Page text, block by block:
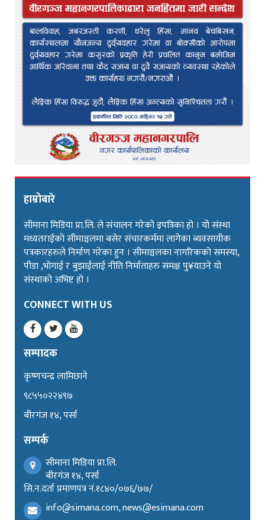
हाम्रोबारे
सीमाना मिडिया प्रा.लि. ले संचालन गरेको इपत्रिका हो । यो संस्था
मध्यतराईको सीमाञ्चलमा बसेर संचारकर्ममा लागेका ब्यवसायीक
पत्रकारहरुले निर्माण गरेका हुन । सीमाञ्चलका नागरिकको समस्या,
पीडा ,भोगाई र बुझाईलाई नीति निर्माताहरु समक्ष पु¥याउने यो
संस्थाको अभिष्ट हो ।
CONNECT WITH US
सम्पादक
कृष्णचन्द्र लामिछाने
९८५५०२२४९७
बीरगंज १४, पर्सा
सम्पर्क
सीमाना मिडिया प्रा.लि.
बीरगंज १४, पर्सा
सि.न.दर्ता प्रमाणपत्र नं.१८४०/०७६/७७/
info@simana.com, news@esimana.com